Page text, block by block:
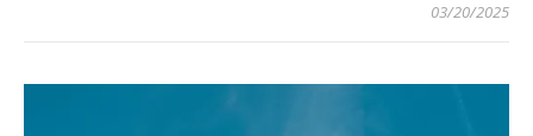
03/20/2025